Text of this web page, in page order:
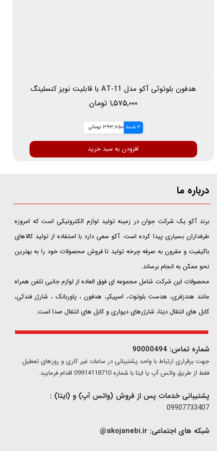
هدفون بلوتوثی آکو مدل AT-11 با قابلیت نویز کنسلینگ
۱,۵۷۵,۰۰۰ تومان
4 قسط 393,750 تومانی
افزودن به سبد خرید
درباره ما
​​​​​​​برند آکو یک شرکت جوان در زمینه تولید لوازم الکترونیکی است که امروزه
طرفداران بسیاری پیدا کرده است. آکو سعی دارد با استفاده از تولید کالاهای
باکیفیت و مقرون به صرفه چرخه تولید تا فروش محصولات خود را به بهترین
نحو ممکن به انجام برساند.
محصولات این شرکت شامل مجموعه ای فوق العاده از لوازم جانبی تلفن همراه
مانند هندزفری، هدست بلوتوث، اسپیکر، هدفون ، پاوربانک ، شارژر فندکی،
کابل های انتقال دیتا، شارژرهای دیواری و کابل های انتقال صدا است.
شماره تماس: 90000494
​​جهت برقراری ارتباط با واحد پشتیبانی در ساعات غیر کاری و روزهای تعطیل
فقط از طریق واتس آپ یا ایتا با شماره 09914118710 اقدام فرمایید.
پشتیبانی خدمات پس از فروش (واتس آپ) و (ایتا) :
09907733407
شبکه های اجتماعی: akojanebi.ir@